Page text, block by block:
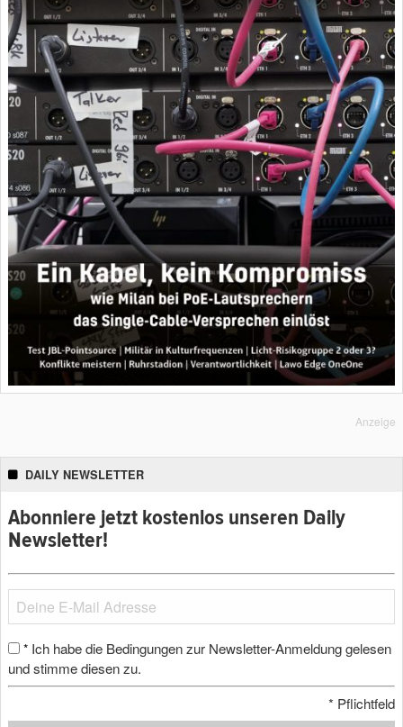
Anzeige
DAILY NEWSLETTER
Abonniere jetzt kostenlos unseren Daily
Newsletter!
* Ich habe die Bedingungen zur Newsletter-Anmeldung gelesen
und stimme diesen zu.
* Pflichtfeld